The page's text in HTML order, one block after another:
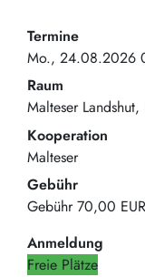
Termine
Mo., 24.08.2026
Raum
Malteser Landshut
Kooperation
Malteser
Gebühr
Gebühr 70,00 EUR
Anmeldung
Freie Plätze